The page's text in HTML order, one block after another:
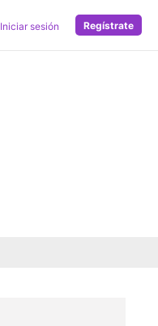
Iniciar sesión Regístrate